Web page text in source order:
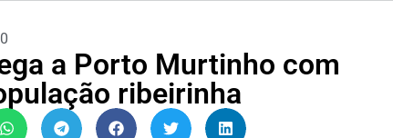
a Porto Murtinho com
ribeirinha